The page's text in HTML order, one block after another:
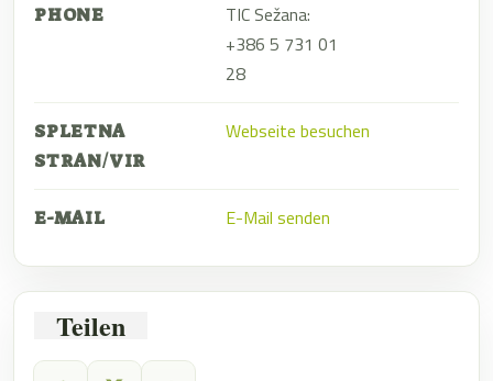
PHONE
TIC Sežana:
+386 5 731 01
28
SPLETNA
STRAN/VIR
Webseite besuchen
E-MAIL E-Mail senden
Teilen